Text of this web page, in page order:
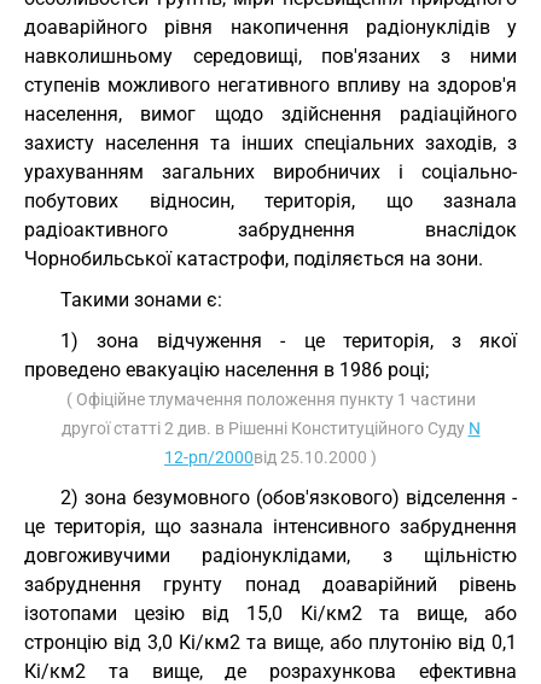
доаварійного рівня накопичення радіонуклідів у
навколишньому середовищі, пов'язаних з ними
ступенів можливого негативного впливу на здоров'я
населення, вимог щодо здійснення радіаційного
захисту населення та інших спеціальних заходів, з
урахуванням загальних виробничих і соціально-
побутових відносин, територія, що зазнала
радіоактивного забруднення внаслідок
Чорнобильської катастрофи, поділяється на зони.
Такими зонами є:
1) зона відчуження - це територія, з якої
проведено евакуацію населення в 1986 році;
( Офіційне тлумачення положення пункту 1 частини
другої статті 2 див. в Рішенні Конституційного Суду N
12-рп/2000від 25.10.2000 )
2) зона безумовного (обов'язкового) відселення -
це територія, що зазнала інтенсивного забруднення
довгоживучими радіонуклідами, з щільністю
забруднення грунту понад доаварійний рівень
ізотопами цезію від 15,0 Кі/км2 та вище, або
стронцію від 3,0 Кі/км2 та вище, або плутонію від 0,1
Кі/км2 та вище, де розрахункова ефективна